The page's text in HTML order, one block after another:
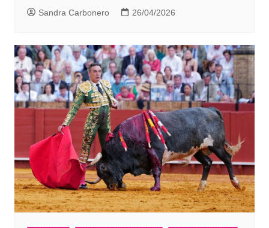
Sandra Carbonero 26/04/2026